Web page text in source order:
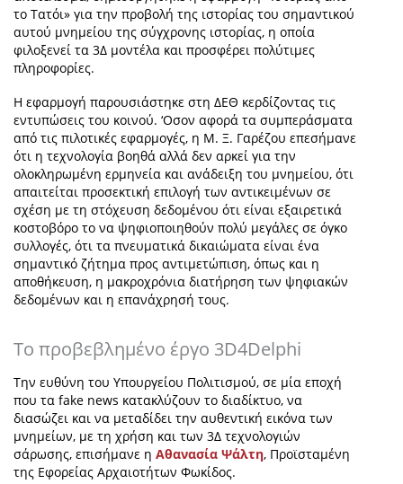
το Τατόι» για την προβολή της ιστορίας του σημαντικού
αυτού μνημείου της σύγχρονης ιστορίας, η οποία
φιλοξενεί τα 3Δ μοντέλα και προσφέρει πολύτιμες
πληροφορίες.
Η εφαρμογή παρουσιάστηκε στη ΔΕΘ κερδίζοντας τις
εντυπώσεις του κοινού. ‘Οσον αφορά τα συμπεράσματα
από τις πιλοτικές εφαρμογές, η Μ. Ξ. Γαρέζου επεσήμανε
ότι η τεχνολογία βοηθά αλλά δεν αρκεί για την
ολοκληρωμένη ερμηνεία και ανάδειξη του μνημείου, ότι
απαιτείται προσεκτική επιλογή των αντικειμένων σε
σχέση με τη στόχευση δεδομένου ότι είναι εξαιρετικά
κοστοβόρο το να ψηφιοποιηθούν πολύ μεγάλες σε όγκο
συλλογές, ότι τα πνευματικά δικαιώματα είναι ένα
σημαντικό ζήτημα προς αντιμετώπιση, όπως και η
αποθήκευση, η μακροχρόνια διατήρηση των ψηφιακών
δεδομένων και η επανάχρησή τους.
Το προβεβλημένο έργο 3D4Delphi
Την ευθύνη του Υπουργείου Πολιτισμού, σε μία εποχή
που τα fake news κατακλύζουν το διαδίκτυο, να
διασώζει και να μεταδίδει την αυθεντική εικόνα των
μνημείων, με τη χρήση και των 3Δ τεχνολογιών
σάρωσης, επισήμανε η Αθανασία Ψάλτη, Προϊσταμένη
της Εφορείας Αρχαιοτήτων Φωκίδος.